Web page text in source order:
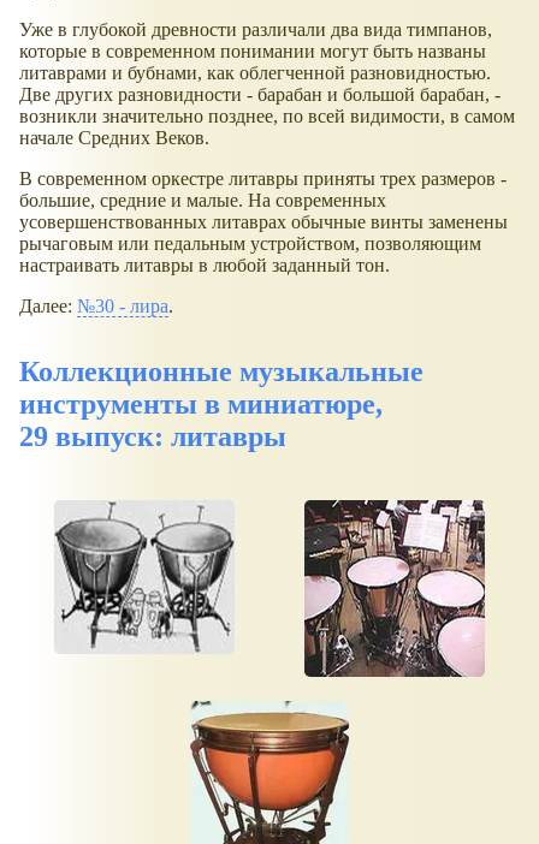
Уже в глубокой древности различали два вида тимпанов,
которые в современном понимании могут быть названы
литаврами и бубнами, как облегченной разновидностью.
Две других разновидности - барабан и большой барабан, -
возникли значительно позднее, по всей видимости, в самом
начале Средних Веков.
В современном оркестре литавры приняты трех размеров -
большие, средние и малые. На современных
усовершенствованных литаврах обычные винты заменены
рычаговым или педальным устройством, позволяющим
настраивать литавры в любой заданный тон.
Далее: №30 - лира.
Коллекционные музыкальные
инструменты в миниатюре,
29 выпуск: литавры